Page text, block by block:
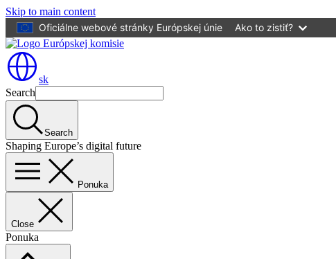
Skip to main content
Oficiálne webové stránky Európskej únie
Ako to zistiť?
sk
Search
Search
Shaping Europe’s digital future
Ponuka
Close
Ponuka